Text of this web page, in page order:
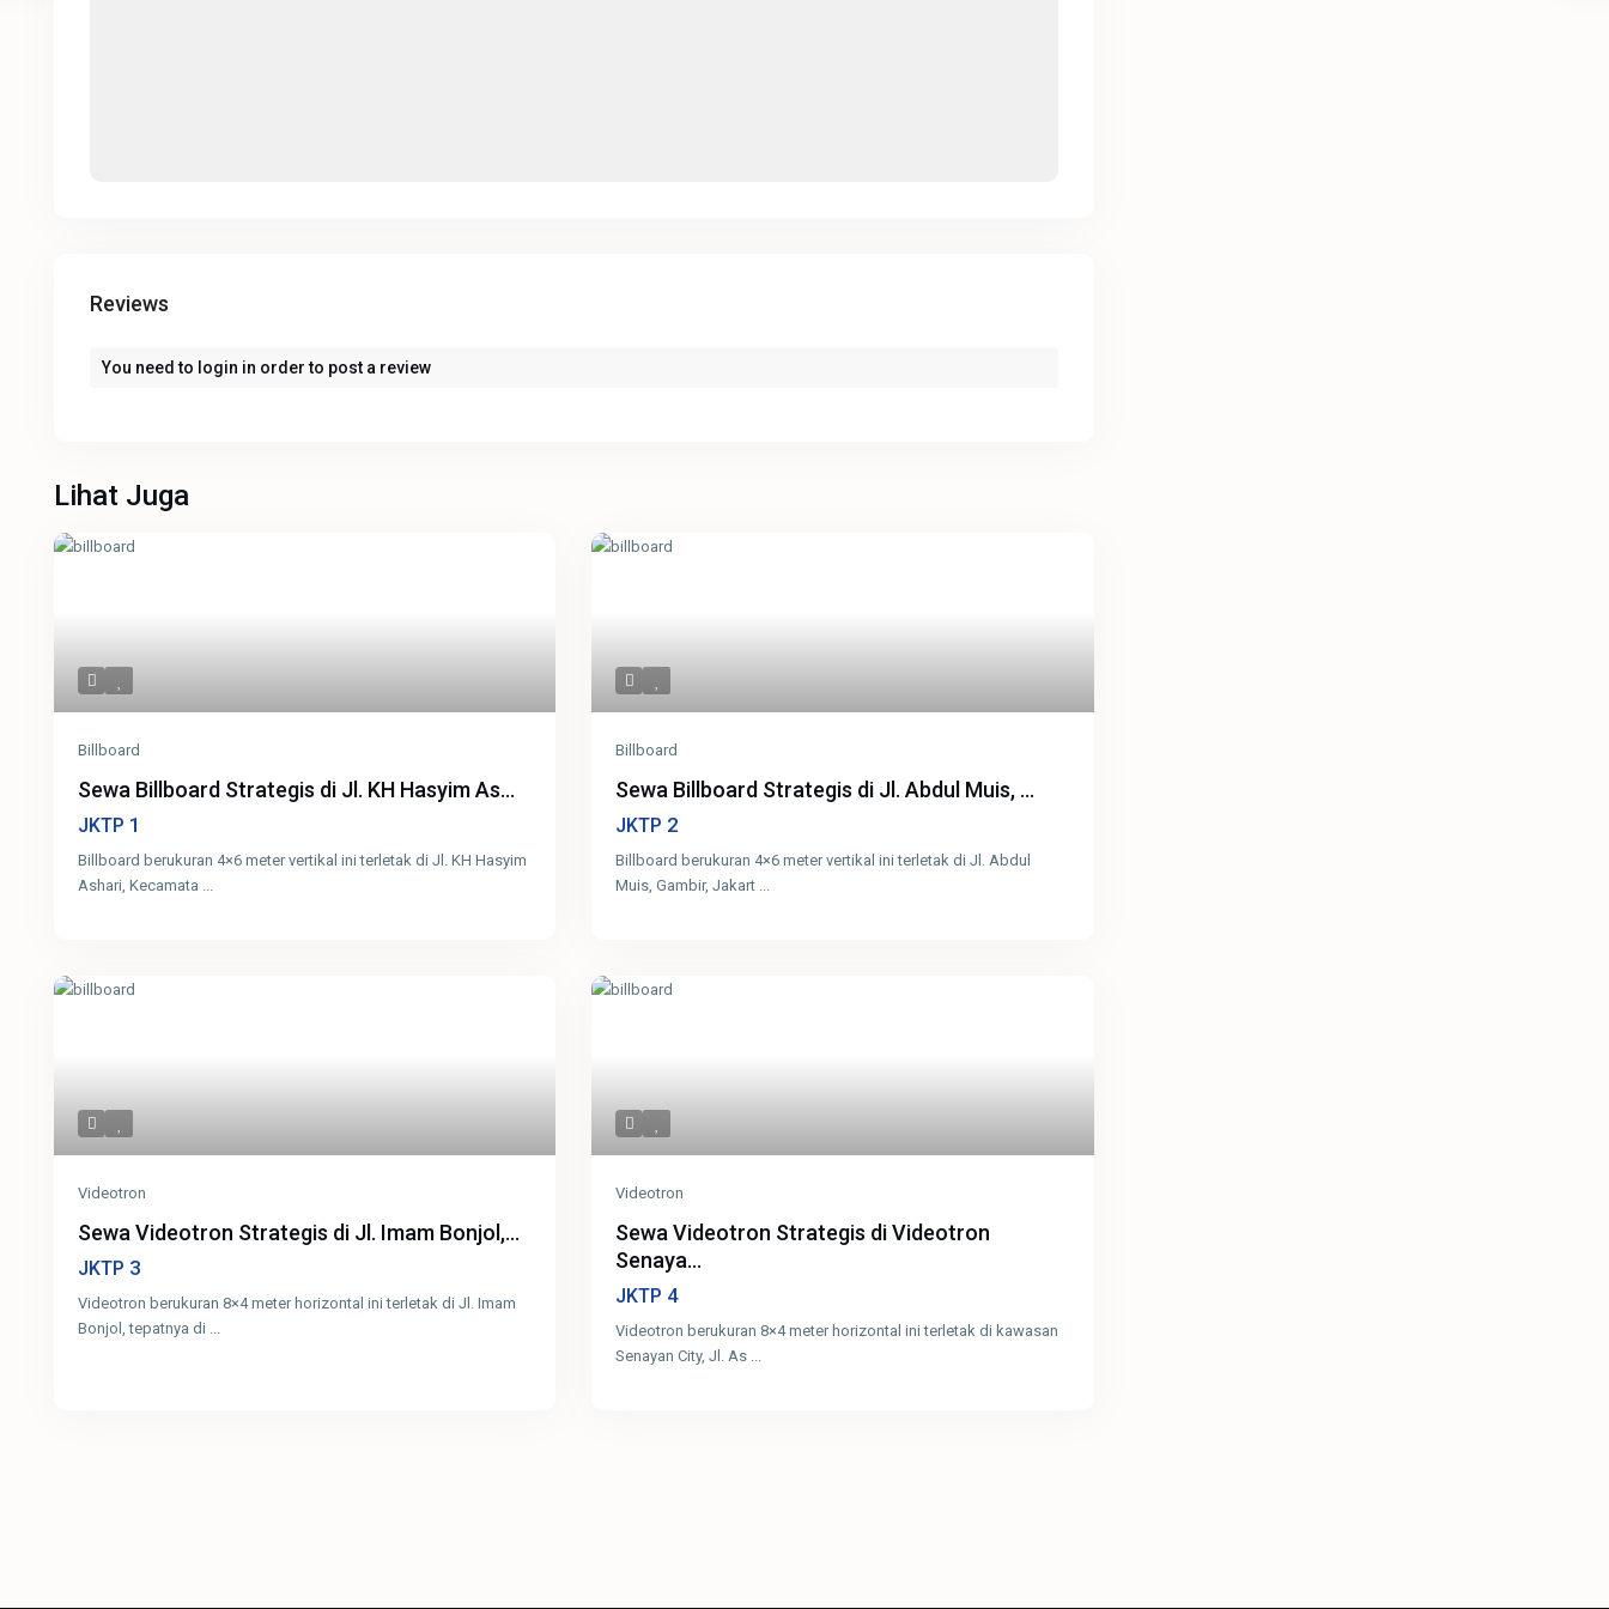
Reviews
You need to login in order to post a review
Lihat Juga
Billboard
Sewa Billboard Strategis di Jl. KH Hasyim As...
JKTP 1
Billboard berukuran 4×6 meter vertikal ini terletak di Jl. KH Hasyim
Ashari, Kecamata ...
Billboard
Sewa Billboard Strategis di Jl. Abdul Muis, ...
JKTP 2
Billboard berukuran 4×6 meter vertikal ini terletak di Jl. Abdul
Muis, Gambir, Jakart ...
Videotron
Sewa Videotron Strategis di Jl. Imam Bonjol,...
JKTP 3
Videotron berukuran 8×4 meter horizontal ini terletak di Jl. Imam
Bonjol, tepatnya di ...
Videotron
Sewa Videotron Strategis di Videotron
Senaya...
JKTP 4
Videotron berukuran 8×4 meter horizontal ini terletak di kawasan
Senayan City, Jl. As ...